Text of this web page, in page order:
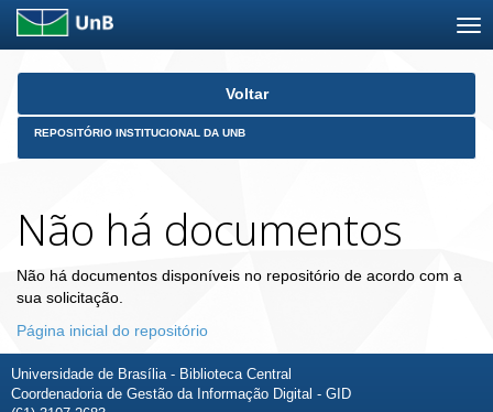
Skip
Voltar
REPOSITÓRIO INSTITUCIONAL DA UNB
Não há documentos
Não há documentos disponíveis no repositório de acordo com a
sua solicitação.
Página inicial do repositório
Universidade de Brasília - Biblioteca Central
Coordenadoria de Gestão da Informação Digital - GID